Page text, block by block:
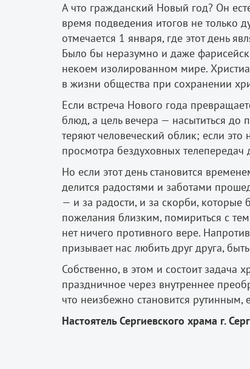
А что гражданский Новый год? Он
время подведения итогов не только
отмечается 1 января, где этот день
Было бы неразумно и даже
некоем изолированном мире.
в жизни общества при сохранении
Если встреча Нового года
блюд, а цель вечера — насытиться до
теряют человеческий облик; если
просмотра бездуховных телепередач
Но если этот день становится
делится радостями и заботами
— и за радости, и за скорби, которые
пожелания близким, помириться с
нет ничего противного вере.
призывает нас любить друг друга,
Собственно, в этом и состоит
праздничное через внутреннее
что неизбежно становится рутинным,
Настоятель Сергиевского храма г.